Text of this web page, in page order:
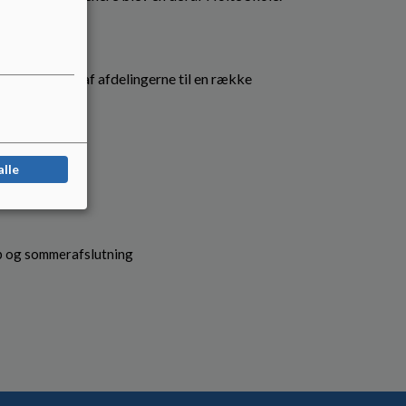
vi på tværs af afdelingerne til en række
og sommerafslutning